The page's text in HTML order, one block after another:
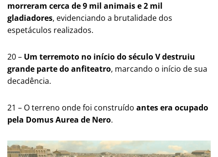
morreram cerca de 9 mil animais e 2 mil
gladiadores, evidenciando a brutalidade dos
espetáculos realizados.
20 – Um terremoto no início do século V destruiu
grande parte do anfiteatro, marcando o início de sua
decadência.
21 – O terreno onde foi construído antes era ocupado
pela Domus Aurea de Nero.